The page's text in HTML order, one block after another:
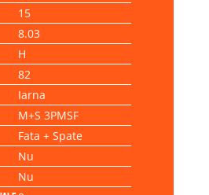
15
8.03
H
82
Iarna
M+S 3PMSF
Fata + Spate
Nu
Nu